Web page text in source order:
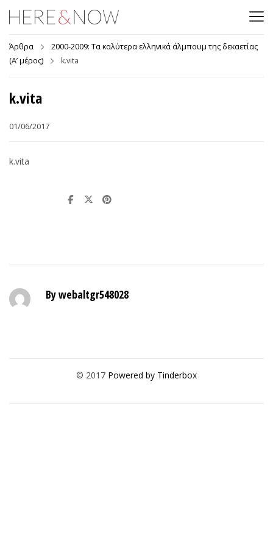
Άρθρα
2000-2009: Τα καλύτερα ελληνικά άλμπουμ της δεκαετίας
(Α’ μέρος)
k.vita
k.vita
01/06/2017
k.vita
By webaltgr548028
© 2017 Powered by Tinderbox